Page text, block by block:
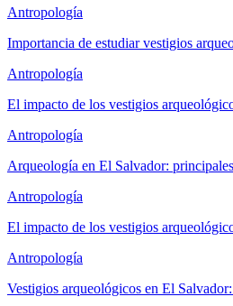
Antropología
Importancia de estudiar vestigios
Antropología
El impacto de los vestigios
Antropología
Arqueología en El Salvador:
Antropología
El impacto de los vestigios
Antropología
Vestigios arqueológicos en El